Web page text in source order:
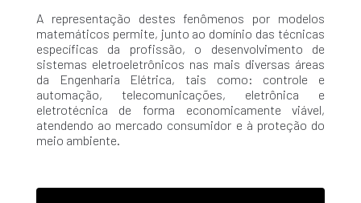
A representação destes fenômenos por modelos
matemáticos permite, junto ao domínio das técnicas
específicas da profissão, o desenvolvimento de
sistemas eletroeletrônicos nas mais diversas áreas
da Engenharia Elétrica, tais como: controle e
automação, telecomunicações, eletrônica e
eletrotécnica de forma economicamente viável,
atendendo ao mercado consumidor e à proteção do
meio ambiente.